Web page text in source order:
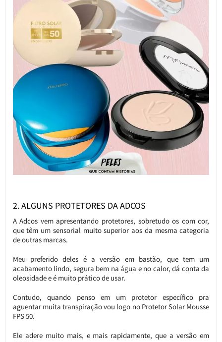
2. ALGUNS PROTETORES DA ADCOS
A Adcos vem apresentando protetores, sobretudo os com cor,
que têm um sensorial muito superior aos da mesma categoria
de outras marcas.
Meu preferido deles é a versão em bastão, que tem um
acabamento lindo, segura bem na água e no calor, dá conta da
oleosidade e é muito prático de usar.
Contudo, quando penso em um protetor específico pra
aguentar muita transpiração vou logo no Protetor Solar Mousse
FPS 50.
Ele adere muito mais, e mais rapidamente, que a versão em